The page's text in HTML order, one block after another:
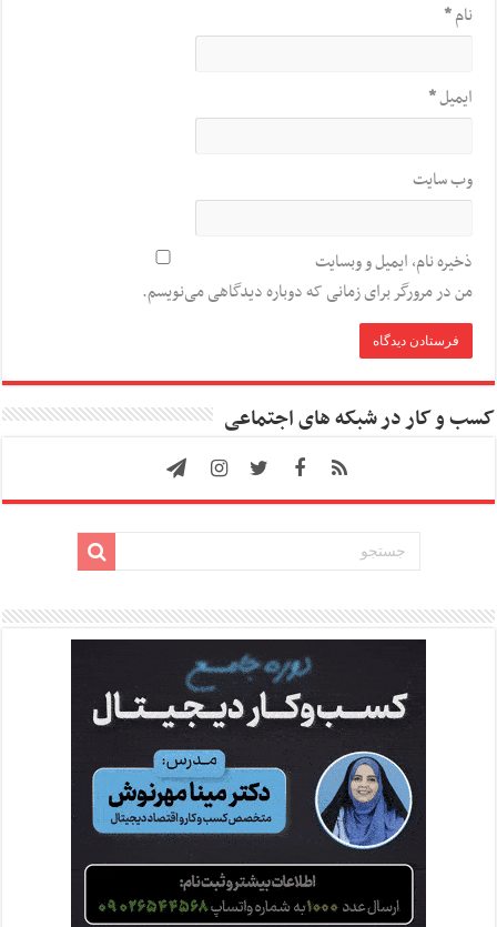
نام*
ایمیل*
وب‌ سایت
ذخیره نام، ایمیل و وبسایت
من در مرورگر برای زمانی که دوباره دیدگاهی می‌نویسم.
کسب و کار در شبکه های اجتماعی